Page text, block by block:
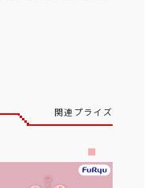
関連プライズ